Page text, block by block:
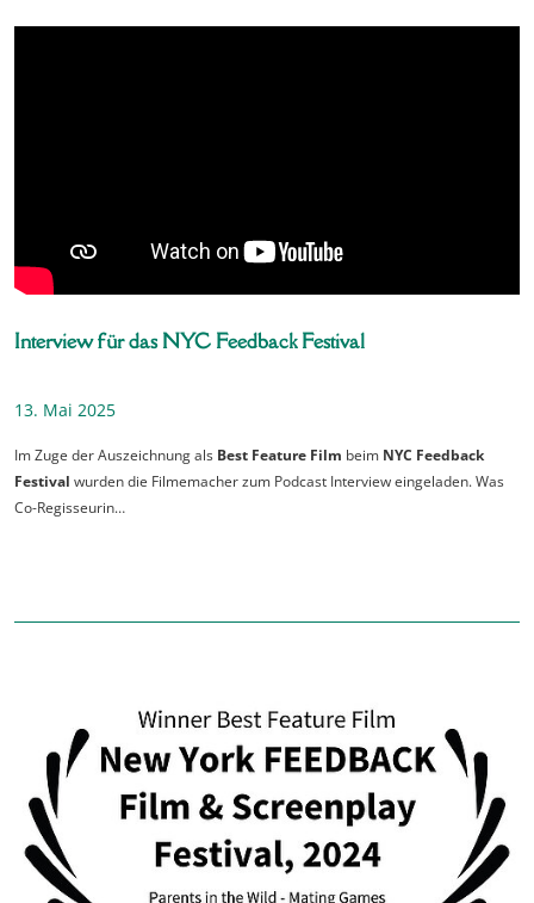
Interview für das NYC Feedback Festival
13. Mai 2025
Im Zuge der Auszeichnung als Best Feature Film beim NYC Feedback
Festival wurden die Filmemacher zum Podcast Interview eingeladen. Was
Co-Regisseurin…